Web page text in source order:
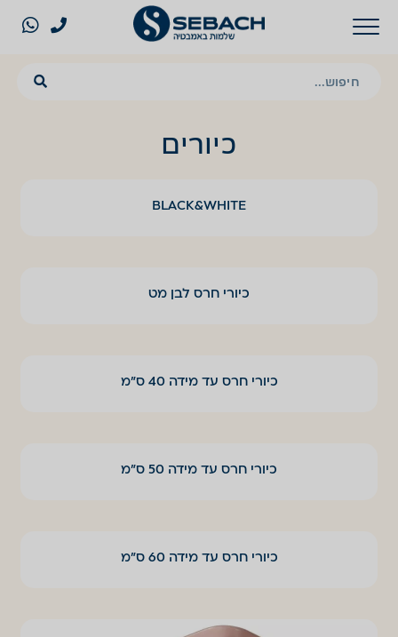
כיורים
BLACK&WHITE
כיורי חרס לבן מט
כיורי חרס עד מידה 40 ס"מ
כיורי חרס עד מידה 50 ס"מ
כיורי חרס עד מידה 60 ס"מ